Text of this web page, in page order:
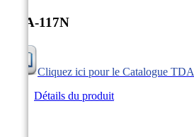
TDA-117N
Cliquez ici pour le Catalogue TDA
Détails du produit